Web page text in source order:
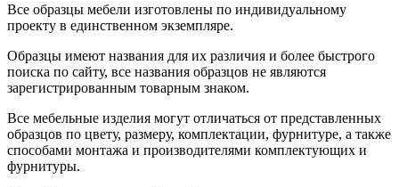
Все образцы мебели изготовлены по индивидуальному
проекту в единственном экземпляре.
Образцы имеют названия для их различия и более быстрого
поиска по сайту, все названия образцов не являются
зарегистрированным товарным знаком.
Все мебельные изделия могут отличаться от представленных
образцов по цвету, размеру, комплектации, фурнитуре, а также
способами монтажа и производителями комплектующих и
фурнитуры.